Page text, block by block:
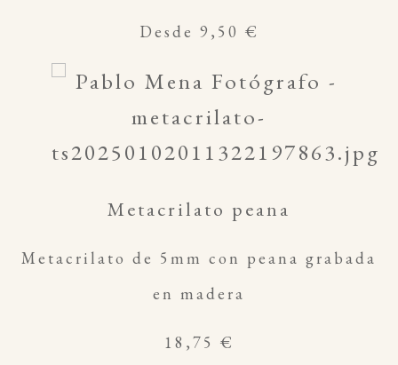
Desde 9,50 €
Metacrilato peana
Metacrilato de 5mm con peana grabada
en madera
18,75 €